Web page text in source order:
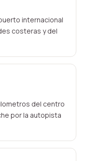
2023
internacional
costeras y del
del centro
por la autopista